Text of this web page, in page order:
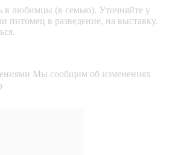
в любимцы (в семью). Уточняйте у
питомец в разведение, на выставку.
Мы сообщим об изменениях